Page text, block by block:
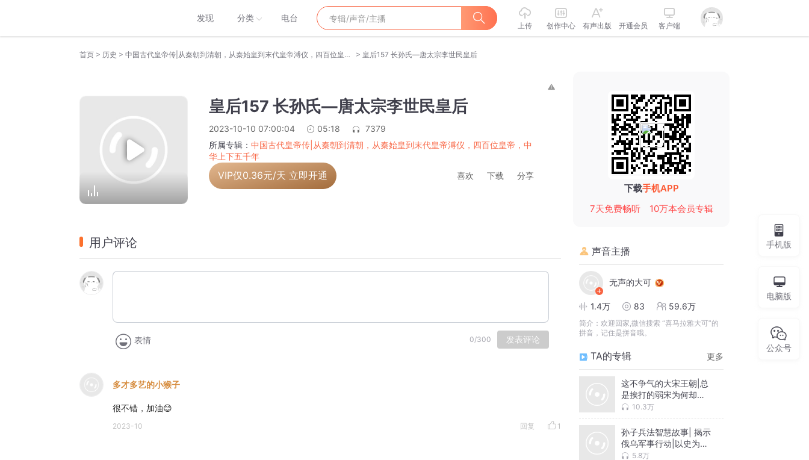
发现 分类 电台
上传 创作中心 有声出版 开通会员 客户端
首页 > 历史 > 中国古代皇帝传|从秦朝到清朝，从秦始皇到末代皇帝溥仪，四百位皇帝，中华上下五千年 > 皇后157 长孙氏—唐太宗李世民皇后
皇后157 长孙氏—唐太宗李世民皇后
2023-10-10 07:00:04 05:18
7379
所属专辑： 中国古代皇帝传|从秦朝到清朝，从秦始皇到末代皇帝溥仪，四百位皇帝，中
华上下五千年
VIP仅0.36元/天 立即开通 喜欢 下载 分享
用户评论
表情 0/300 发表评论
多才多艺的小猴子
很不错，加油😊
2023-10 回复 1
下载手机APP
7天免费畅听
10万本会员专辑
声音主播
无声的大可
1.4万 83 59.6万
简介： 欢迎回家,微信搜索 “喜马拉雅大可”的
拼音，记住是拼音哦。
TA的专辑 更多
这不争气的大宋王朝|总
是挨打的弱宋为何却人
人都爱？|梦华录中的华
10.3万
孙子兵法智慧故事| 揭示
俄乌军事行动|以史为
鉴，政治商业生活家庭
5.8万
手机版
电脑版
公众号